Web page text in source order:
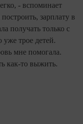
- вспоминает
зарплату в
получать только с
трое детей.
мне помогала.
как-то выжить.